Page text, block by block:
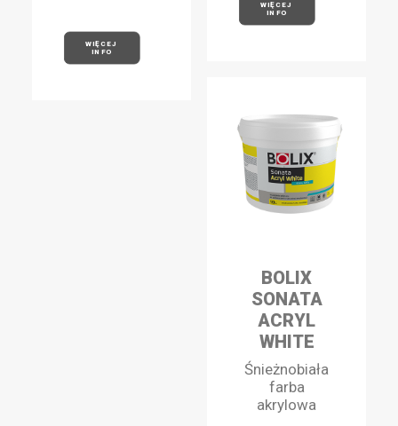
WIĘCEJ
INFO
WIĘCEJ
INFO
BOLIX
SONATA
ACRYL
WHITE
Śnieżnobiała
farba
akrylowa